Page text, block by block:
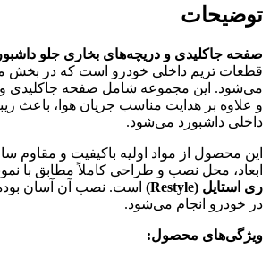
توضیحات
صفحه جاکلیدی و دریچه‌های بخاری جلو
قطعات تریم داخلی خودرو است که در بخش
می‌شود. این مجموعه شامل صفحه جاکلیدی و
و علاوه بر هدایت مناسب جریان هوا، باعث
داخلی داشبورد می‌شود.
این محصول از مواد اولیه باکیفیت و مقاوم
ابعاد، محل نصب و طراحی کاملاً مطابق با
ری استایل (Restyle)
است. نصب آن آسان بوده
در خودرو انجام می‌شود.
ویژگی‌های محصول: